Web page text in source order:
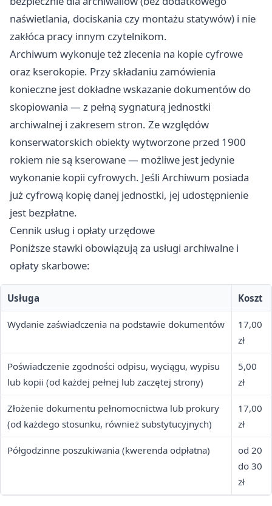
naświetlania, dociskania czy montażu statywów) i nie
zakłóca pracy innym czytelnikom.
Archiwum wykonuje też zlecenia na kopie cyfrowe
oraz kserokopie. Przy składaniu zamówienia
konieczne jest dokładne wskazanie dokumentów do
skopiowania — z pełną sygnaturą jednostki
archiwalnej i zakresem stron. Ze względów
konserwatorskich obiekty wytworzone przed 1900
rokiem nie są kserowane — możliwe jest jedynie
wykonanie kopii cyfrowych. Jeśli Archiwum posiada
już cyfrową kopię danej jednostki, jej udostępnienie
jest bezpłatne.
Cennik usług i opłaty urzędowe
Poniższe stawki obowiązują za usługi archiwalne i
opłaty skarbowe:
Usługa Koszt
Wydanie zaświadczenia na podstawie dokumentów
17,00
zł
Poświadczenie zgodności odpisu, wyciągu, wypisu
lub kopii (od każdej pełnej lub zaczętej strony)
5,00
zł
Złożenie dokumentu pełnomocnictwa lub prokury
(od każdego stosunku, również substytucyjnych)
17,00
zł
Półgodzinne poszukiwania (kwerenda odpłatna)
od 20
do 30
zł